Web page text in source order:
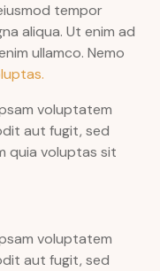
tempor
aliqua. Ut enim ad
ullamco. Nemo
voluptatem
aut fugit, sed
quia voluptas sit
voluptatem
aut fugit, sed